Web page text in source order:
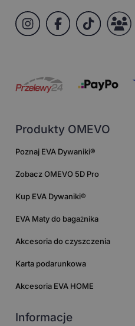
Produkty OMEVO
Poznaj EVA Dywaniki®
Zobacz OMEVO 5D Pro
Kup EVA Dywaniki®
EVA Maty do bagażnika
Akcesoria do czyszczenia
Karta podarunkowa
Akcesoria EVA HOME
Informacje